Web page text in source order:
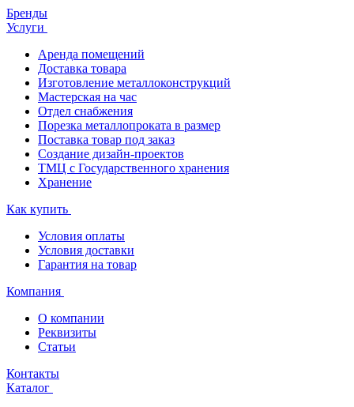
Бренды
Услуги
Аренда помещений
Доставка товара
Изготовление металлоконструкций
Мастерская на час
Отдел снабжения
Порезка металлопроката в размер
Поставка товар под заказ
Создание дизайн-проектов
ТМЦ с Государственного хранения
Хранение
Как купить
Условия оплаты
Условия доставки
Гарантия на товар
Компания
О компании
Реквизиты
Статьи
Контакты
Каталог